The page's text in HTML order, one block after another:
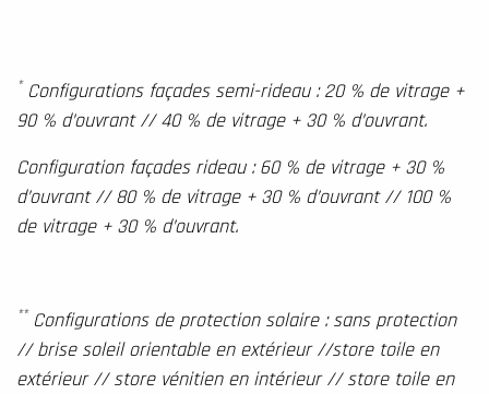
*Configurations façades semi-rideau : 20 % de vitrage +
90 % d’ouvrant // 40 % de vitrage + 30 % d’ouvrant.
Configuration façades rideau : 60 % de vitrage + 30 %
d’ouvrant // 80 % de vitrage + 30 % d’ouvrant // 100 %
de vitrage + 30 % d’ouvrant.
**Configurations de protection solaire : sans protection
// brise soleil orientable en extérieur //store toile en
extérieur // store vénitien en intérieur // store toile en